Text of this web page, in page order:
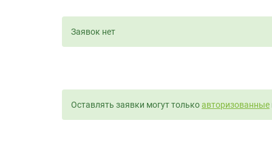
Заявок нет
Оставлять заявки могут толькоавторизованные